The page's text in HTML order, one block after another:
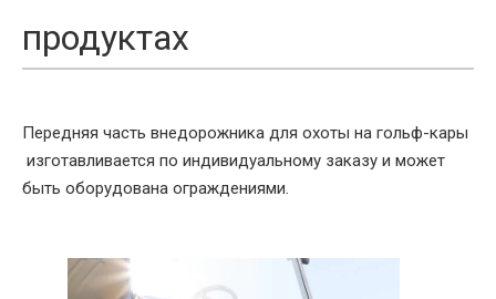
продуктах
Передняя часть внедорожника для охоты на гольф-кары
изготавливается по индивидуальному заказу и может
быть оборудована ограждениями.